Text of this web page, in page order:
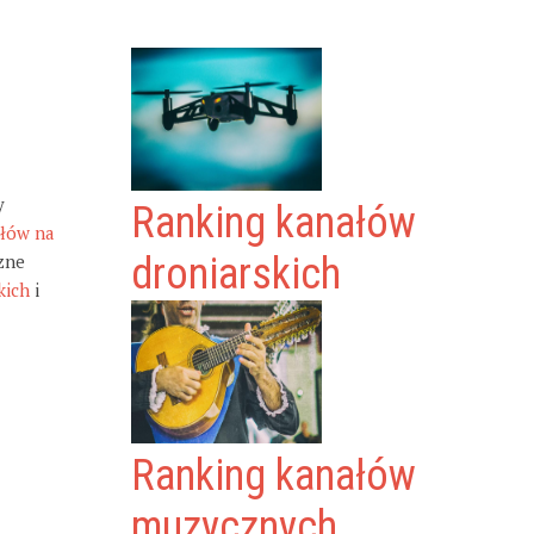
na
i
Ranking kanałów
droniarskich
Ranking kanałów